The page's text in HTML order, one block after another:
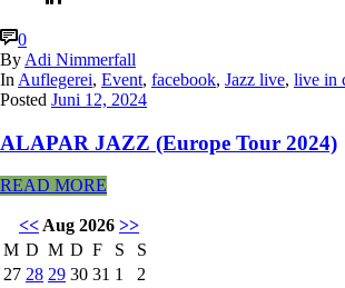
0
By Adi Nimmerfall
In Auflegerei, Event, facebook, Jazz live, live in
Posted Juni 12, 2024
ALAPAR JAZZ (Europe Tour 2024)
READ MORE
<< Aug 2026 >>
M D M D F S
S
27 28 29 30 31 1
2